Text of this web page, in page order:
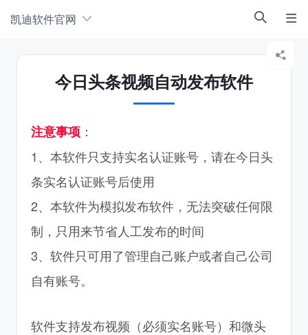
凯迪软件官网  
今日头条视频自动发布软件
注意事项 ：
1、本软件只支持实名认证账号，请在今日头
条实名认证账号后使用
2、本软件为模拟发布软件，无法突破任何限
制，只用来节省人工发布的时间
3、软件只可用了管理自己账户或者自己公司
自有账号。
软件支持发布视频 （必须实名账号） 和微头
